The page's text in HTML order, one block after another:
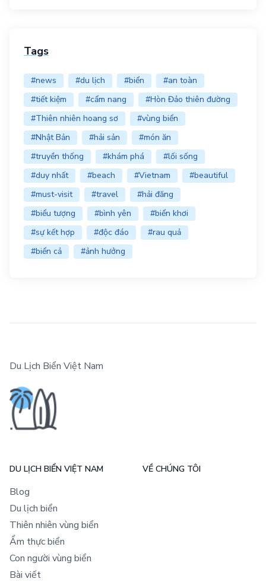
Tags
#news #du lịch #biển
#an toàn
#tiết kiệm
#cẩm nang
#Hòn Đảo thiên đường
#Thiên nhiên hoang sơ
#vùng biển
#Nhật Bản
#hải sản
#món ăn
#truyền thống
#khám phá
#lối sống
#duy nhất
#beach #Vietnam
#beautiful
#must-visit
#travel
#hải đăng
#biểu tượng
#bình yên
#biển khơi
#sự kết hợp
#độc đáo
#rau quả
#biển cả
#ảnh hưởng
Du Lịch Biển Việt Nam
DU LỊCH BIỂN VIỆT NAM
Blog
Du lịch biển
Thiên nhiên vùng biển
Ẩm thực biển
Con người vùng biển
Bài viết
VỀ CHÚNG TÔI